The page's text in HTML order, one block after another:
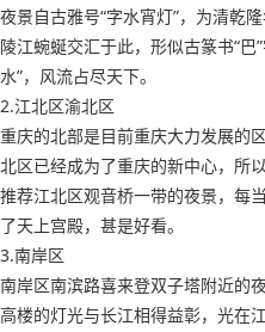
夜景自古雅号“字水宵灯”，为清乾
陵江蜿蜒交汇于此，形似古篆书“巴
水”，风流占尽天下。
2.江北区渝北区
重庆的北部是目前重庆大力发展的
北区已经成为了重庆的新中心，所
推荐江北区观音桥一带的夜景，每
了天上宫殿，甚是好看。
3.南岸区
南岸区南滨路喜来登双子塔附近的
高楼的灯光与长江相得益彰，光在